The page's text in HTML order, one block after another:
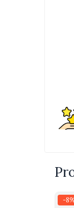
Table desen copii
Interactive,
-